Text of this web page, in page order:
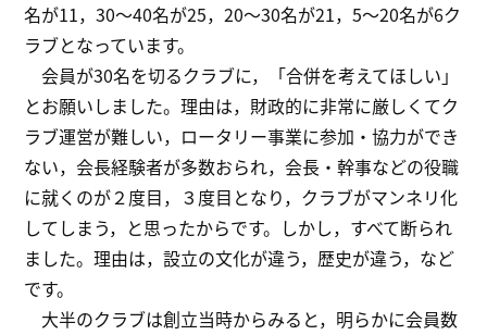
名が11，30～40名が25，20～30名が21，5～20名が6ク
ラブとなっています。
会員が30名を切るクラブに，「合併を考えてほしい」
とお願いしました。理由は，財政的に非常に厳しくてク
ラブ運営が難しい，ロータリー事業に参加・協力ができ
ない，会長経験者が多数おられ，会長・幹事などの役職
に就くのが２度目，３度目となり，クラブがマンネリ化
してしまう，と思ったからです。しかし，すべて断られ
ました。理由は，設立の文化が違う，歴史が違う，など
です。
大半のクラブは創立当時からみると，明らかに会員数